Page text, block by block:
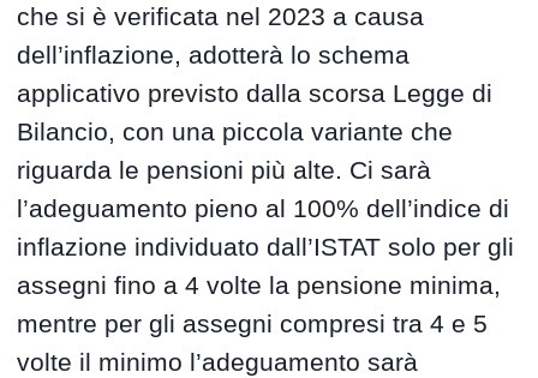
che si è verificata nel 2023 a causa
dell’inflazione, adotterà lo schema
applicativo previsto dalla scorsa Legge di
Bilancio, con una piccola variante che
riguarda le pensioni più alte. Ci sarà
l’adeguamento pieno al 100% dell’indice di
inflazione individuato dall’ISTAT solo per gli
assegni fino a 4 volte la pensione minima,
mentre per gli assegni compresi tra 4 e 5
volte il minimo l’adeguamento sarà